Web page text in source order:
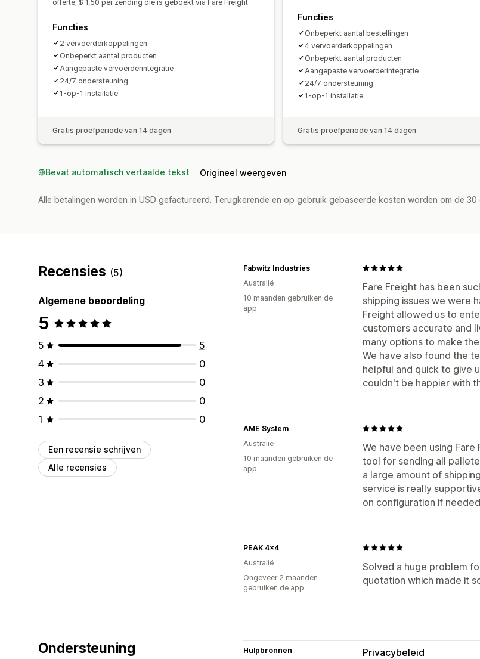
offerte; $ 1,50 per zending die is geboekt via Fare Freight.
Functies
2 vervoerderkoppelingen
Onbeperkt aantal producten
Aangepaste vervoerderintegratie
24/7 ondersteuning
1-op-1 installatie
Gratis proefperiode van 14 dagen
Functies
Onbeperkt aantal bestellingen
4 vervoerderkoppelingen
Onbeperkt aantal producten
Aangepaste vervoerderintegratie
24/7 ondersteuning
1-op-1 installatie
Gratis proefperiode van 14 dagen
Bevat automatisch vertaalde tekst Origineel weergeven
Alle betalingen worden in USD gefactureerd. Terugkerende en op gebruik gebaseerde kosten worden om de
Recensies (5)
Algemene beoordeling
5
5
5
4
0
3
0
2
0
1
0
Een recensie schrijven
Alle recensies
Fare Freight has been
shipping issues we were
Freight allowed us to
customers accurate and
many options to make
We have also found the
helpful and quick to give
couldn't be happier with
Fabwitz Industries
Australië
10 maanden gebruiken de
app
We have been using
tool for sending all
a large amount of
service is really
on configuration if
AME System
Australië
10 maanden gebruiken de
app
Solved a huge problem
quotation which made it
PEAK 4x4
Australië
Ongeveer 2 maanden
gebruiken de app
Ondersteuning Hulpbronnen
Privacybeleid